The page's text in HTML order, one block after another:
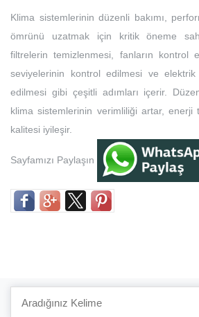
Klima sistemlerinin düzenli bakımı,
ömrünü uzatmak için kritik öneme
filtrelerin temizlenmesi, fanların kontrol
seviyelerinin kontrol edilmesi ve elektrik
edilmesi gibi çeşitli adımları içerir.
klima sistemlerinin verimliliği artar, enerji
kalitesi iyileşir.
Sayfamızı Paylaşın